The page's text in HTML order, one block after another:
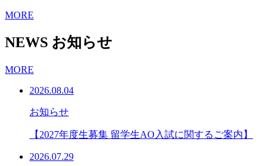
MORE
NEWS お知らせ
MORE
2026.08.04
お知らせ
【2027年度生募集 留学生AO入試に関するご案内】
2026.07.29